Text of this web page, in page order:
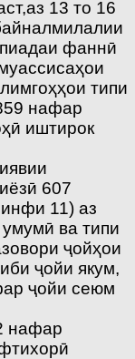
13 то 16
фаннӣ
типи
нафар
иштирок
607
11) аз
ва типи
ҷойҳои
ҷойи якум,
ҷойи сеюм
нафар